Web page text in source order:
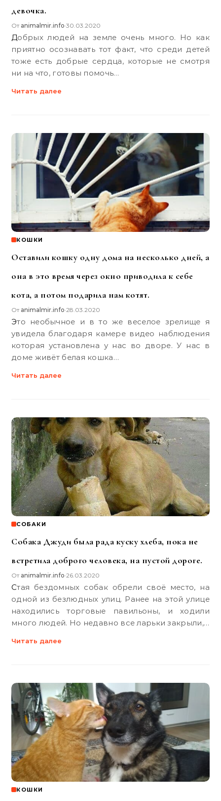
девочка.
От animalmir.info•30.03.2020
Добрых людей на земле очень много. Но как
приятно осознавать тот факт, что среди детей
тоже есть добрые сердца, которые не смотря
ни на что, готовы помочь…
Читать далее
КОШКИ
Оставили кошку одну дома на несколько дней, а
она в это время через окно приводила к себе
кота, а потом подарила нам котят.
От animalmir.info•28.03.2020
Это необычное и в то же веселое зрелище я
увидела благодаря камере видео наблюдения
которая установлена у нас во дворе. У нас в
доме живёт белая кошка…
Читать далее
СОБАКИ
Собака Джуди была рада куску хлеба, пока не
встретила доброго человека, на пустой дороге.
От animalmir.info•26.03.2020
Стая бездомных собак обрели своё место, на
одной из безлюдных улиц. Ранее на этой улице
находились торговые павильоны, и ходили
много людей. Но недавно все ларьки закрыли,…
Читать далее
КОШКИ